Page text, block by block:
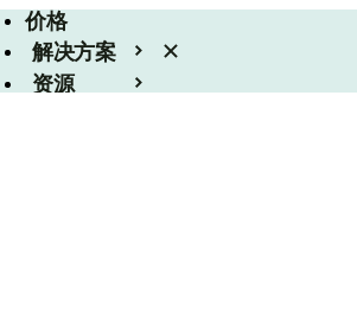
价格
解决方案
资源